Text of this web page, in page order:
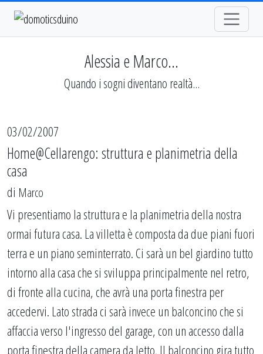
Alessia e Marco...
Quando i sogni diventano realtà...
03/02/2007
Home@Cellarengo: struttura e planimetria della
casa
di Marco
Vi presentiamo la struttura e la planimetria della nostra
ormai futura casa. La villetta è composta da due piani fuori
terra e un piano seminterrato. Ci sarà un bel giardino tutto
intorno alla casa che si sviluppa principalmente nel retro,
di fronte alla cucina, che avrà una porta finestra per
accedervi. Lato strada ci sarà invece un balconcino che si
affaccia verso l'ingresso del garage, con un accesso dalla
porta finestra della camera da letto. Il balconcino gira tutto